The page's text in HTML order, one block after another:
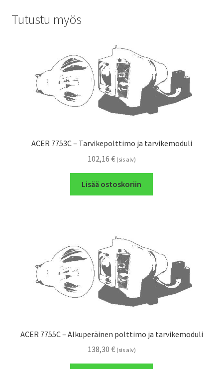
Tutustu myös
ACER 7753C – Tarvikepolttimo ja tarvikemoduli
102,16 € (sis alv)
Lisää ostoskoriin
ACER 7755C – Alkuperäinen polttimo ja tarvikemoduli
138,30 € (sis alv)